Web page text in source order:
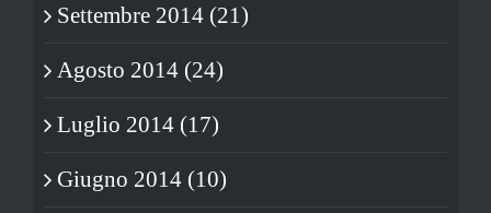
Settembre 2014 (21)
Agosto 2014 (24)
Luglio 2014 (17)
Giugno 2014 (10)